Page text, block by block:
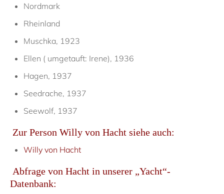
Nordmark
Rheinland
Muschka, 1923
Ellen ( umgetauft: Irene), 1936
Hagen, 1937
Seedrache, 1937
Seewolf, 1937
Zur Person Willy von Hacht siehe auch:
Willy von Hacht
Abfrage von Hacht in unserer „Yacht“-
Datenbank: